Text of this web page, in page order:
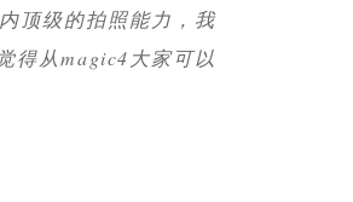
顶级的拍照能力，我
得从magic4大家可以